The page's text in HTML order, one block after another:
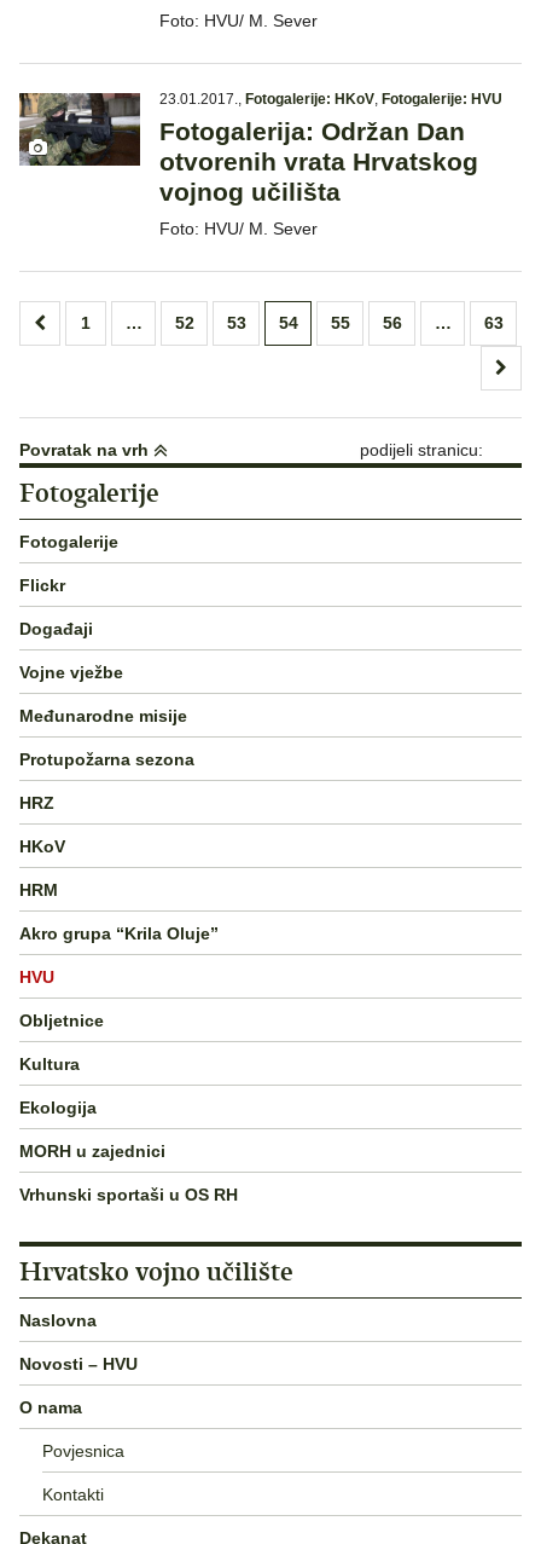
Foto: HVU/ M. Sever
23.01.2017., Fotogalerije: HKoV, Fotogalerije: HVU
Fotogalerija: Održan Dan
otvorenih vrata Hrvatskog
vojnog učilišta
Foto: HVU/ M. Sever
Brojevi
1 … 52 53 54 55 56 … 63
Povratak na vrh podijeli stranicu:
Fotogalerije
Fotogalerije
Flickr
Događaji
Vojne vježbe
Međunarodne misije
Protupožarna sezona
HRZ
HKoV
HRM
Akro grupa “Krila Oluje”
HVU
Obljetnice
Kultura
Ekologija
MORH u zajednici
Vrhunski sportaši u OS RH
Hrvatsko vojno učilište
Naslovna
Novosti – HVU
O nama
Povjesnica
Kontakti
Dekanat